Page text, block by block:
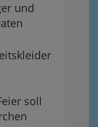
und
soll